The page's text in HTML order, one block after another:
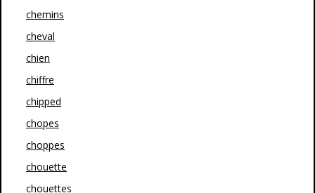
chemins
cheval
chien
chiffre
chipped
chopes
choppes
chouette
chouettes